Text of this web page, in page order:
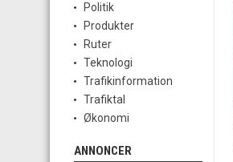
Politik
Produkter
Ruter
Teknologi
Trafikinformation
Trafiktal
Økonomi
ANNONCER